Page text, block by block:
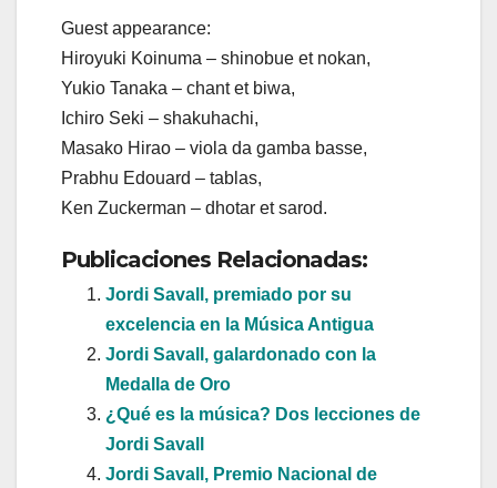
Guest appearance:
Hiroyuki Koinuma – shinobue et nokan,
Yukio Tanaka – chant et biwa,
Ichiro Seki – shakuhachi,
Masako Hirao – viola da gamba basse,
Prabhu Edouard – tablas,
Ken Zuckerman – dhotar et sarod.
Publicaciones Relacionadas:
Jordi Savall, premiado por su
excelencia en la Música Antigua
Jordi Savall, galardonado con la
Medalla de Oro
¿Qué es la música? Dos lecciones de
Jordi Savall
Jordi Savall, Premio Nacional de